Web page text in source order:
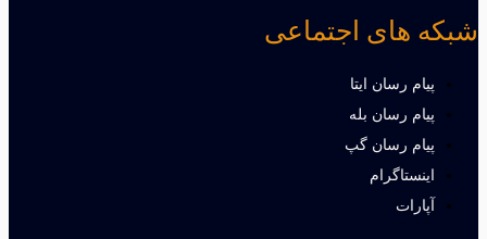
شبکه های اجتماعی
پیام رسان ایتا
پیام رسان بله
پیام رسان گپ
اینستاگرام
آپارات